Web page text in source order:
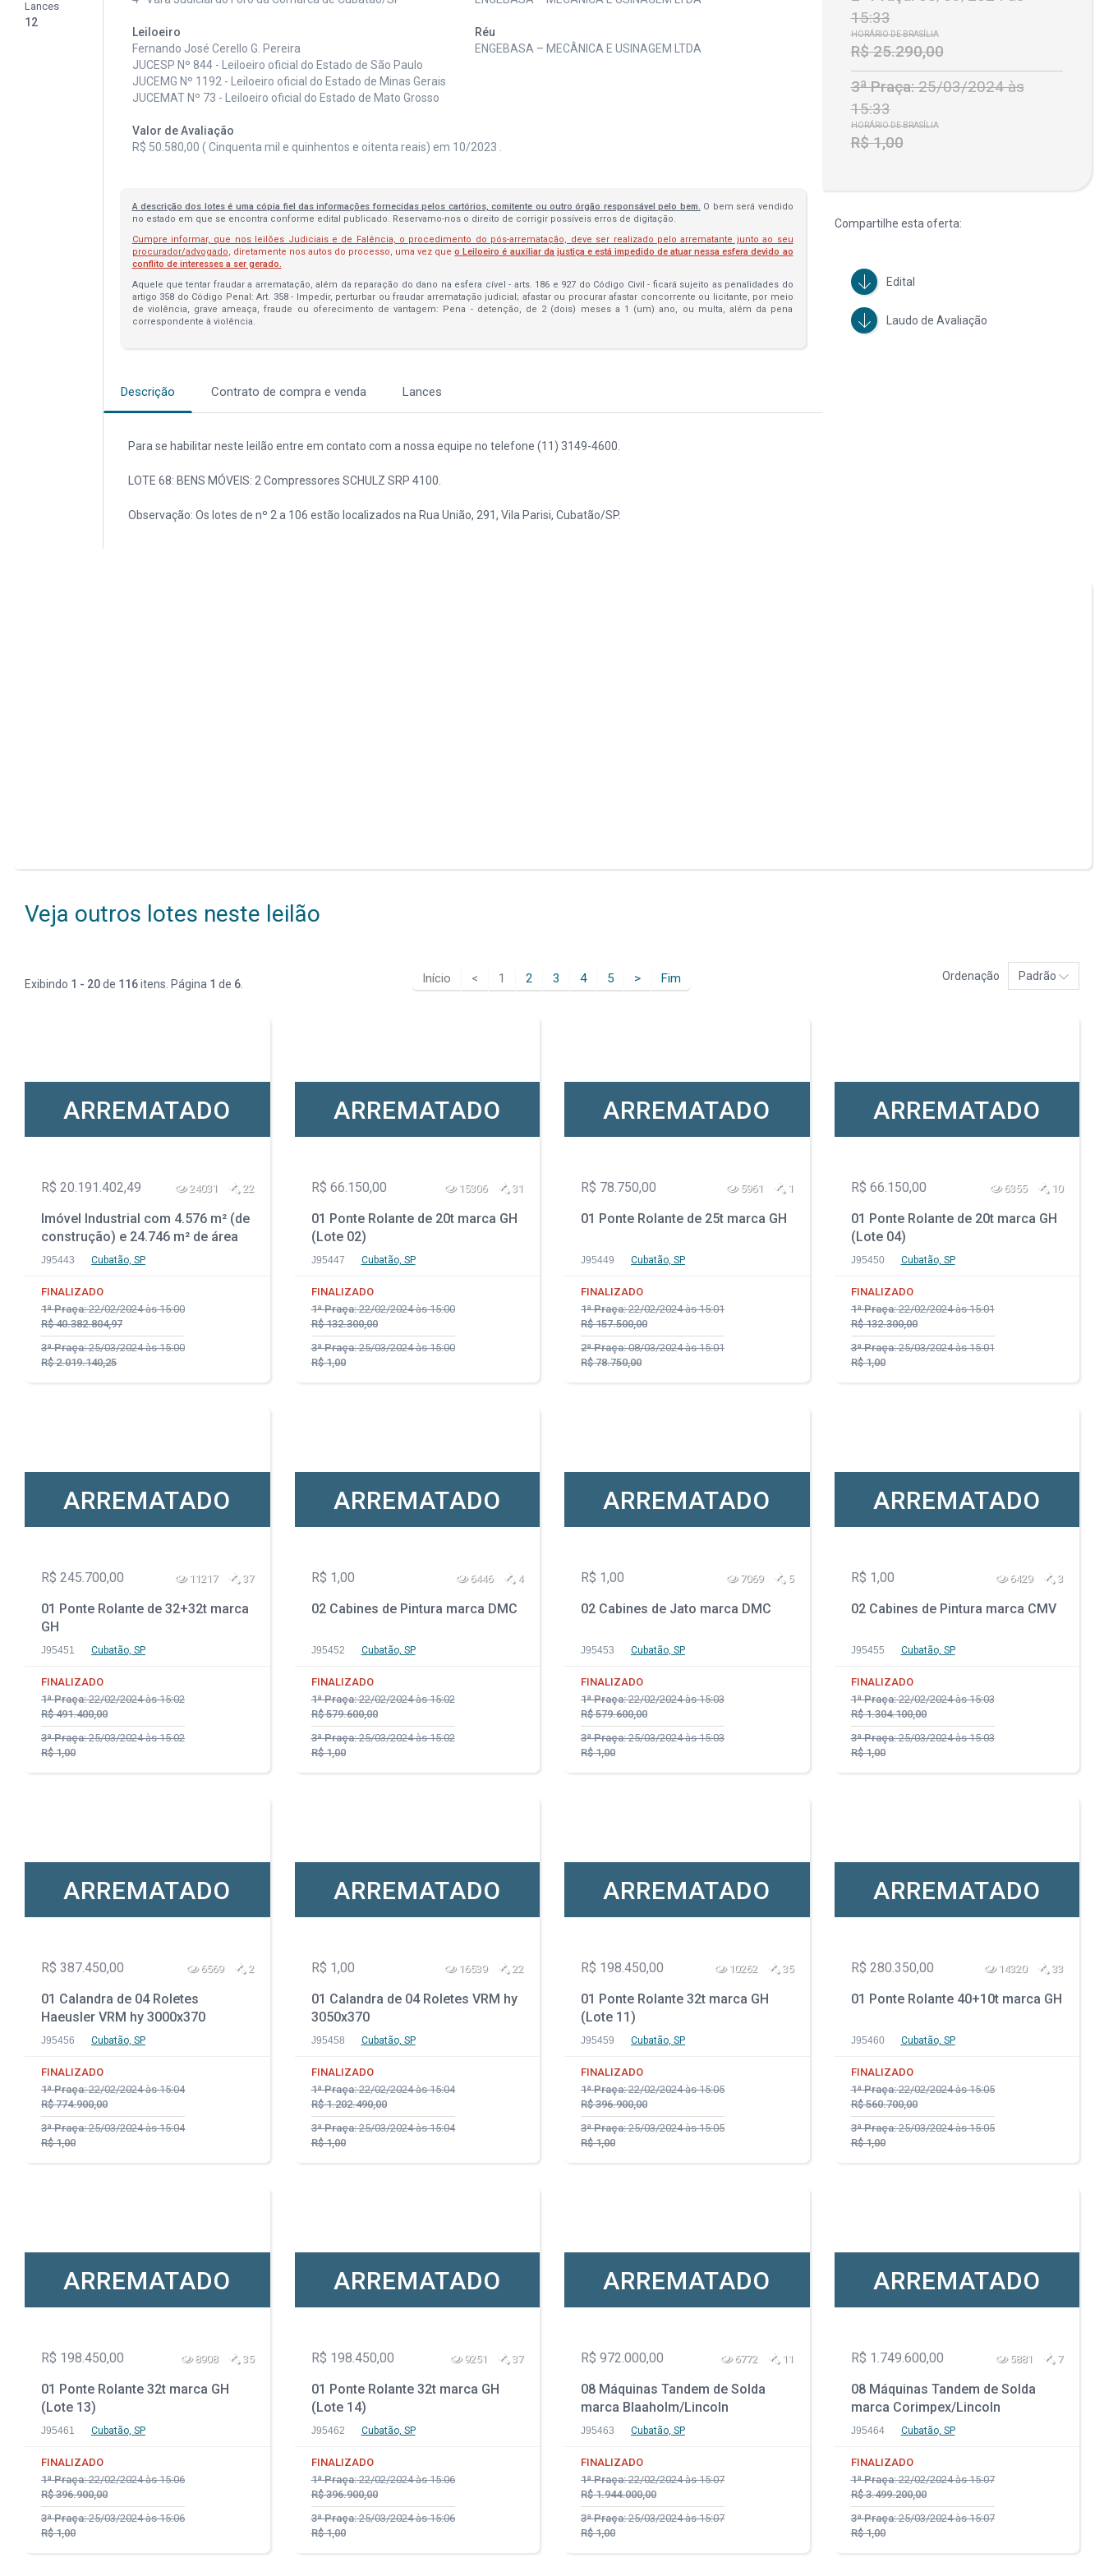
Lances
12
Leiloeiro
Fernando José Cerello G. Pereira
JUCESP Nº 844 - Leiloeiro oficial do Estado de São Paulo
JUCEMG Nº 1192 - Leiloeiro oficial do Estado de Minas Gerais
JUCEMAT Nº 73 - Leiloeiro oficial do Estado de Mato Grosso
Réu
ENGEBASA – MECÂNICA E USINAGEM LTDA
Valor de Avaliação
R$ 50.580,00 ( Cinquenta mil e quinhentos e oitenta reais) em 10/2023 .
A descrição dos lotes é uma cópia fiel das informações fornecidas pelos cartórios, comitente ou outro órgão responsável pelo bem. O bem será vendido
no estado em que se encontra conforme edital publicado. Reservamo-nos o direito de corrigir possíveis erros de digitação.
Cumpre informar, que nos leilões Judiciais e de Falência, o procedimento do pós-arrematação, deve ser realizado pelo arrematante junto ao seu
procurador/advogado, diretamente nos autos do processo, uma vez queo Leiloeiro é auxiliar da justiça e está impedido de atuar nessa esfera devido ao
conflito de interesses a ser gerado.
Aquele que tentar fraudar a arrematação, além da reparação do dano na esfera cível - arts. 186 e 927 do Código Civil - ficará sujeito as penalidades do
artigo 358 do Código Penal: Art. 358 - Impedir, perturbar ou fraudar arrematação judicial; afastar ou procurar afastar concorrente ou licitante, por meio
de violência, grave ameaça, fraude ou oferecimento de vantagem: Pena - detenção, de 2 (dois) meses a 1 (um) ano, ou multa, além da pena
correspondente à violência.
Descrição Contrato de compra e venda Lances
Para se habilitar neste leilão entre em contato com a nossa equipe no telefone (11) 3149-4600.
LOTE 68: BENS MÓVEIS: 2 Compressores SCHULZ SRP 4100.
Observação: Os lotes de nº 2 a 106 estão localizados na Rua União, 291, Vila Parisi, Cubatão/SP.
15:33
HORÁRIO DE BRASÍLIA
R$ 25.290,00
3ª Praça:25/03/2024 às
15:33
HORÁRIO DE BRASÍLIA
R$ 1,00
Compartilhe esta oferta:
Edital
Laudo de Avaliação
Veja outros lotes neste leilão
Exibindo 1 - 20de 116itens. Página 1 de 6 Início < 1 2 3 4 5 > Fim Ordenação Padrão
ARREMATADO
R$ 20.191.402,49 24031 22
Imóvel Industrial com 4.576 m² (de
construção) e 24.746 m² de área
total - Vila Parisi - Cubatão - SP
J95443 Cubatão, SP
FINALIZADO
1ª Praça:22/02/2024 às 15:00
R$ 40.382.804,97
3ª Praça:25/03/2024 às 15:00
R$ 2.019.140,25
ARREMATADO
R$ 66.150,00 15306 31
01 Ponte Rolante de 20t marca GH
(Lote 02)
J95447 Cubatão, SP
FINALIZADO
1ª Praça:22/02/2024 às 15:00
R$ 132.300,00
3ª Praça:25/03/2024 às 15:00
R$ 1,00
ARREMATADO
R$ 78.750,00 5961 1
01 Ponte Rolante de 25t marca GH
J95449 Cubatão, SP
FINALIZADO
1ª Praça:22/02/2024 às 15:01
R$ 157.500,00
2ª Praça:08/03/2024 às 15:01
R$ 78.750,00
ARREMATADO
R$ 66.150,00 6355 10
01 Ponte Rolante de 20t marca GH
(Lote 04)
J95450 Cubatão, SP
FINALIZADO
1ª Praça:22/02/2024 às 15:01
R$ 132.300,00
3ª Praça:25/03/2024 às 15:01
R$ 1,00
ARREMATADO
R$ 245.700,00 11217 37
01 Ponte Rolante de 32+32t marca
GH
J95451 Cubatão, SP
FINALIZADO
1ª Praça:22/02/2024 às 15:02
R$ 491.400,00
3ª Praça:25/03/2024 às 15:02
R$ 1,00
ARREMATADO
R$ 1,00 6446 4
02 Cabines de Pintura marca DMC
J95452 Cubatão, SP
FINALIZADO
1ª Praça:22/02/2024 às 15:02
R$ 579.600,00
3ª Praça:25/03/2024 às 15:02
R$ 1,00
ARREMATADO
R$ 1,00 7069 5
02 Cabines de Jato marca DMC
J95453 Cubatão, SP
FINALIZADO
1ª Praça:22/02/2024 às 15:03
R$ 579.600,00
3ª Praça:25/03/2024 às 15:03
R$ 1,00
ARREMATADO
R$ 1,00 6429 3
02 Cabines de Pintura marca CMV
J95455 Cubatão, SP
FINALIZADO
1ª Praça:22/02/2024 às 15:03
R$ 1.304.100,00
3ª Praça:25/03/2024 às 15:03
R$ 1,00
ARREMATADO
R$ 387.450,00 6569 2
01 Calandra de 04 Roletes
Haeusler VRM hy 3000x370
J95456 Cubatão, SP
FINALIZADO
1ª Praça:22/02/2024 às 15:04
R$ 774.900,00
3ª Praça:25/03/2024 às 15:04
R$ 1,00
ARREMATADO
R$ 1,00 16539 22
01 Calandra de 04 Roletes VRM hy
3050x370
J95458 Cubatão, SP
FINALIZADO
1ª Praça:22/02/2024 às 15:04
R$ 1.202.490,00
3ª Praça:25/03/2024 às 15:04
R$ 1,00
ARREMATADO
R$ 198.450,00 10262 35
01 Ponte Rolante 32t marca GH
(Lote 11)
J95459 Cubatão, SP
FINALIZADO
1ª Praça:22/02/2024 às 15:05
R$ 396.900,00
3ª Praça:25/03/2024 às 15:05
R$ 1,00
ARREMATADO
R$ 280.350,00 14320 33
01 Ponte Rolante 40+10t marca GH
J95460 Cubatão, SP
FINALIZADO
1ª Praça:22/02/2024 às 15:05
R$ 560.700,00
3ª Praça:25/03/2024 às 15:05
R$ 1,00
ARREMATADO
R$ 198.450,00 8908 35
01 Ponte Rolante 32t marca GH
(Lote 13)
J95461 Cubatão, SP
FINALIZADO
1ª Praça:22/02/2024 às 15:06
R$ 396.900,00
3ª Praça:25/03/2024 às 15:06
R$ 1,00
ARREMATADO
R$ 198.450,00 9251 37
01 Ponte Rolante 32t marca GH
(Lote 14)
J95462 Cubatão, SP
FINALIZADO
1ª Praça:22/02/2024 às 15:06
R$ 396.900,00
3ª Praça:25/03/2024 às 15:06
R$ 1,00
ARREMATADO
R$ 972.000,00 6772 11
08 Máquinas Tandem de Solda
marca Blaaholm/Lincoln
J95463 Cubatão, SP
FINALIZADO
1ª Praça:22/02/2024 às 15:07
R$ 1.944.000,00
3ª Praça:25/03/2024 às 15:07
R$ 1,00
ARREMATADO
R$ 1.749.600,00 5881 7
08 Máquinas Tandem de Solda
marca Corimpex/Lincoln
J95464 Cubatão, SP
FINALIZADO
1ª Praça:22/02/2024 às 15:07
R$ 3.499.200,00
3ª Praça:25/03/2024 às 15:07
R$ 1,00